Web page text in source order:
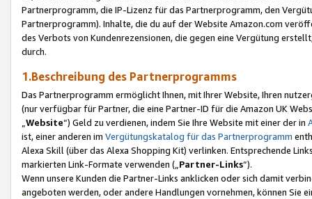
Partnerprogramm, die IP-Lizenz für das Partnerprogramm, den
Partnerprogramm). Inhalte, die du auf der Website Amazon.com
des Verbots von Kundenrezensionen, die gegen eine Vergütung
durch.
1.Beschreibung des Partnerprogramms
Das Partnerprogramm ermöglicht Ihnen, mit Ihrer Website, Ihren
(nur verfügbar für Partner, die eine Partner-ID für die Amazon UK
Website“) Geld zu verdienen, indem Sie Ihre Website mit einer der in
ist, einer anderen im Vergütungskatalog für das Partnerprogramm
Alexa Skill (über das Alexa Shopping Kit) verlinken. Entsprechende
markierten Link-Formate verwenden („ Partner-Links“).
Wenn unsere Kunden die Partner-Links anklicken oder sich damit
angeboten werden, oder andere Handlungen vornehmen, können Sie